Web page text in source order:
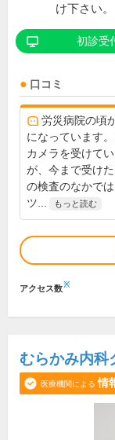
け下さい。
初診受
口コミ
労災病院の頃
になっています
カメラを受けて
が、今まで受け
の検査のなかで
ツ...
もっと読む
アクセス数※
むらかみ内科
医療機関による 情